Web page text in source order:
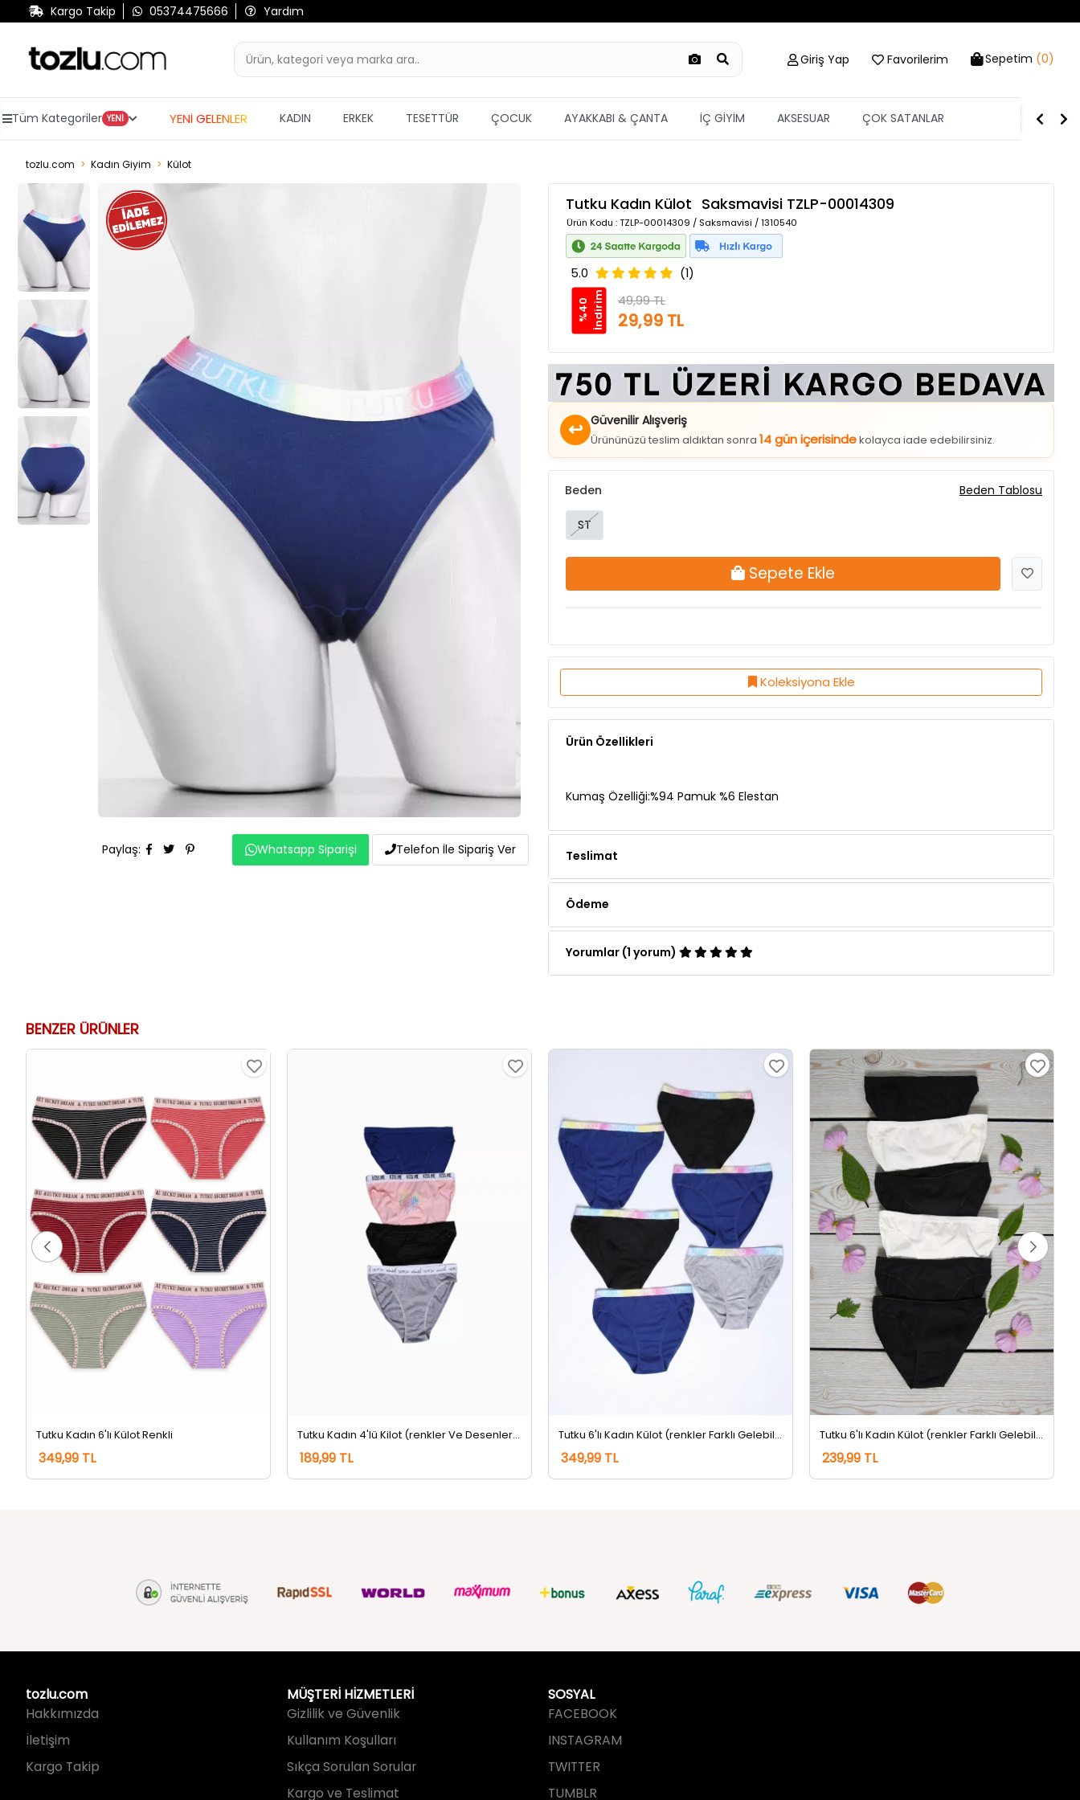
Kargo Takip 05374475666 Yardım
Giriş Yap Favorilerim Sepetim (0)
Tüm Kategoriler YENİ YENİ GELENLER KADIN ERKEK TESETTÜR ÇOCUK AYAKKABI & ÇANTA İÇ GİYİM AKSESUAR ÇOK SATANLAR ETİKETİN YARISI
tozlu.com Kadın Giyim Külot
Paylaş: Whatsapp Siparişi Telefon İle Sipariş Ver
Tutku Kadın Külot Saksmavisi TZLP-00014309
Ürün Kodu : TZLP-00014309 / Saksmavisi / 1310540
5.0 (1)
%
4
0
İ
n
d
i
r
i m 49,99 TL
29,99 TL
↩ Güvenilir Alışveriş
Ürününüzü teslim aldıktan sonra14 gün içerisindekolayca iade edebilirsiniz.
ST
Koleksiyona Ekle
Ürün Özellikleri
Tutku 6'lı Kadın Külot (renkler Farklı Gelebilir) Renkli
239,99 TL
tozlu.com
İletişim
Kargo Takip
MÜŞTERİ HİZMETLERİ
Kullanım Koşulları
SOSYAL
INSTAGRAM